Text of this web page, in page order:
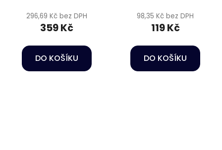
296,69 Kč bez DPH
359 Kč
DO KOŠÍKU
98,35 Kč bez DPH
119 Kč
DO KOŠÍKU